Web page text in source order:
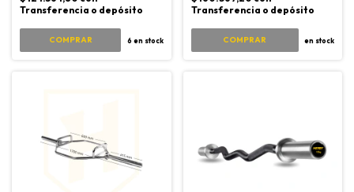
Transferencia o depósito
6 en stock
Transferencia o depósito
en stock